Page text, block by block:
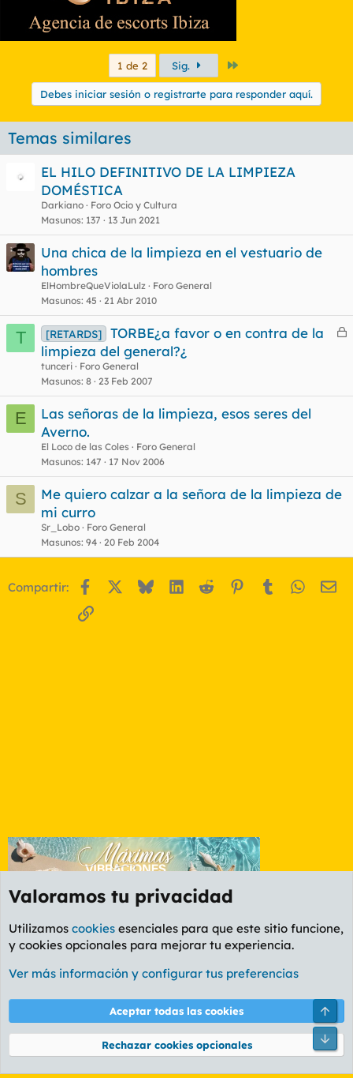
1 de 2 Sig.
Debes iniciar sesión o registrarte para responder aquí.
Temas similares
EL HILO DEFINITIVO DE LA LIMPIEZA
DOMÉSTICA
Darkiano
Foro Ocio y Cultura
Masunos 137 13 Jun 2021
Una chica de la limpieza en el vestuario de
hombres
ElHombreQueViolaLulz
Foro General
Masunos 45 21 Abr 2010
T
C
a
[RETARDS]
TORBE¿a favor o en contra de la
limpieza del general?¿
tunceri
Foro General
Masunos 8 23 Feb 2007
E
Las señoras de la limpieza, esos seres del
Averno.
El Loco de las Coles
Foro General
Masunos 147 17 Nov 2006
S
Me quiero calzar a la señora de la limpieza de
mi curro
Sr_Lobo
Foro General
Masunos 94 20 Feb 2004
Compartir: Facebook BlueskyLinkedIn
Reddit Pinterest
Tumblr
Enlace
Foro General
Cookies
PL OLDSTYLE AMARILLO
Términos y reglas Política de privacidad Ayuda
Community platform by XenForo® © 2010-2026 XenForo Ltd.
Valoramos tu privacidad
Utilizamos cookies esenciales para que este sitio funcione,
y cookies opcionales para mejorar tu experiencia.
Ver más información y configurar tus preferencias
Aceptar todas las cookies
Rechazar cookies opcionales
Pie